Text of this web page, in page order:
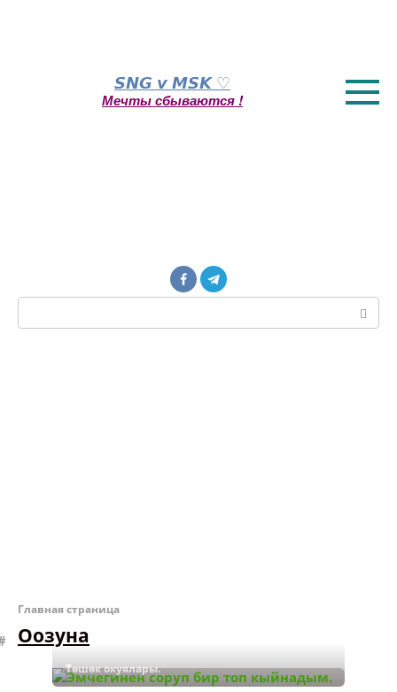
𝙎𝙉𝙂 𝙫 𝙈𝙎𝙆 ♡
Мечты сбываются !
Поиск:
Главная страница
Оозуна
Төшөк окуялары.